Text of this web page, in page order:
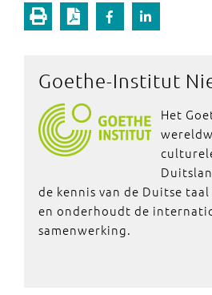
Goethe-Institut
Het
de kennis van de Duitse
en onderhoudt de
samenwerking.